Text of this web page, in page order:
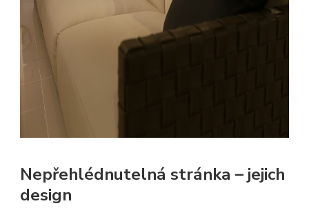
Nepřehlédnutelná stránka – jejich
design